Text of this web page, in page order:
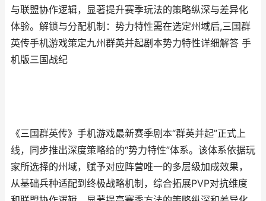
与联盟协作逻辑，显著提升赛季玩法的策略纵深与差异化
体验。解锁与分配机制：势力特性需在选定州域后,三国群
英传手机游戏策定九州群英并起剧本势力特性详细解答 手
机版三国战纪
《三国群英传》手机游戏最新赛季剧本“群英并起”正式上
线，同步推出深度策略给的“势力特性”体系。该体系依据玩
家所选择的州域，赋予对应阵营唯一的多层级加成效果，
从基础兵种适配到终极战略机制，综合拓展PVP对抗维度